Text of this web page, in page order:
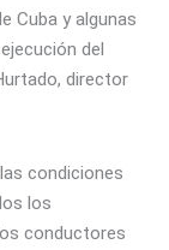
Cuba y algunas
del
director
condiciones
los
conductores